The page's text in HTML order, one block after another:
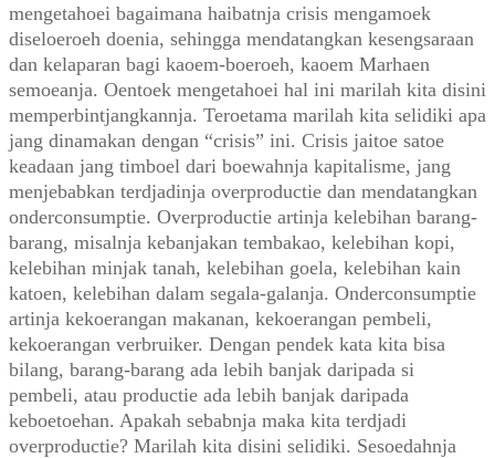
mengetahoei bagaimana haibatnja crisis mengamoek
diseloeroeh doenia, sehingga mendatangkan kesengsaraan
dan kelaparan bagi kaoem-boeroeh, kaoem Marhaen
semoeanja. Oentoek mengetahoei hal ini marilah kita disini
memperbintjangkannja. Teroetama marilah kita selidiki apa
jang dinamakan dengan “crisis” ini. Crisis jaitoe satoe
keadaan jang timboel dari boewahnja kapitalisme, jang
menjebabkan terdjadinja overproductie dan mendatangkan
onderconsumptie. Overproductie artinja kelebihan barang-
barang, misalnja kebanjakan tembakao, kelebihan kopi,
kelebihan minjak tanah, kelebihan goela, kelebihan kain
katoen, kelebihan dalam segala-galanja. Onderconsumptie
artinja kekoerangan makanan, kekoerangan pembeli,
kekoerangan verbruiker. Dengan pendek kata kita bisa
bilang, barang-barang ada lebih banjak daripada si
pembeli, atau productie ada lebih banjak daripada
keboetoehan. Apakah sebabnja maka kita terdjadi
overproductie? Marilah kita disini selidiki. Sesoedahnja